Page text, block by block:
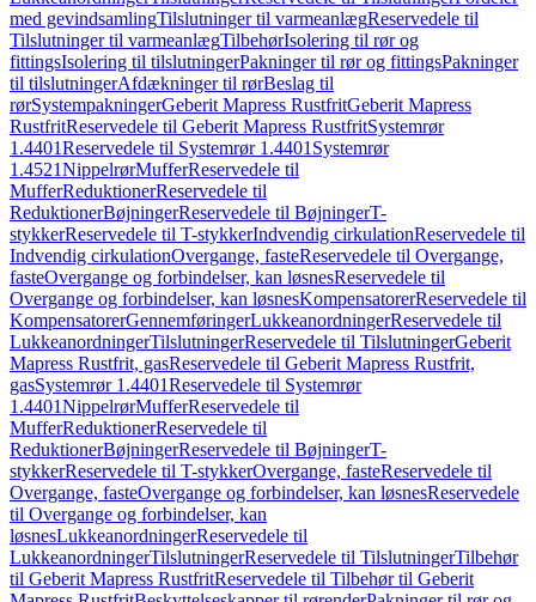
med gevindsamlingTilslutninger til varmeanlægReservedele til
Tilslutninger til varmeanlægTilbehørIsolering til rør og
fittingsIsolering til tilslutningerPakninger til rør og fittingsPakninger
til tilslutningerAfdækninger til rørBeslag til
rørSystempakningerGeberit Mapress RustfritGeberit Mapress
RustfritReservedele til Geberit Mapress RustfritSystemrør
1.4401Reservedele til Systemrør 1.4401 Systemrør
1.4521NippelrørMufferReservedele til
MufferReduktionerReservedele til
ReduktionerBøjningerReservedele til BøjningerT-
stykkerReservedele til T-stykkerIndvendig cirkulationReservedele til
Indvendig cirkulationOvergange, fasteReservedele til Overgange,
fasteOvergange og forbindelser, kan løsnesReservedele til
Overgange og forbindelser, kan løsnesKompensatorerReservedele til
KompensatorerGennemføringerLukkeanordningerReservedele til
LukkeanordningerTilslutningerReservedele til TilslutningerGeberit
Mapress Rustfrit, gasReservedele til Geberit Mapress Rustfrit,
gasSystemrør 1.4401Reservedele til Systemrør
1.4401NippelrørMufferReservedele til
MufferReduktionerReservedele til
ReduktionerBøjningerReservedele til BøjningerT-
stykkerReservedele til T-stykkerOvergange, fasteReservedele til
Overgange, fasteOvergange og forbindelser, kan løsnesReservedele
til Overgange og forbindelser, kan
løsnesLukkeanordningerReservedele til
LukkeanordningerTilslutningerReservedele til TilslutningerTilbehør
til Geberit Mapress RustfritReservedele til Tilbehør til Geberit